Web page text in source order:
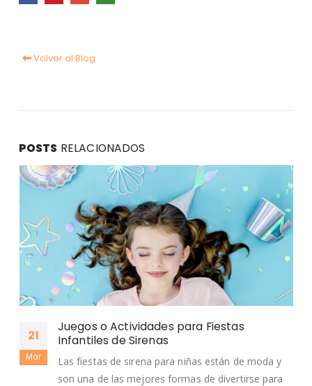
Volver al Blog
POSTS RELACIONADOS
21
Mar
Juegos o Actividades para Fiestas
Infantiles de Sirenas
Las fiestas de sirena para niñas están de moda y
son una de las mejores formas de divertirse para